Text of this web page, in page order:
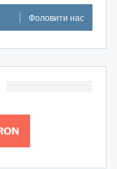
Фоловити нас